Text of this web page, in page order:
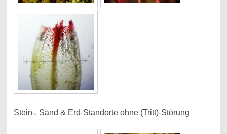
Stein-, Sand & Erd-Standorte ohne (Tritt)-Störung